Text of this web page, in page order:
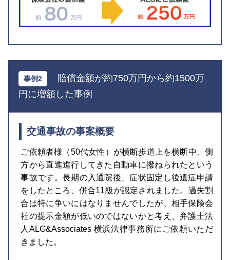
賠償金額が約750万円から約1500万
円に増額した事例
交通事故の事案概要
ご依頼者様（50代女性）が横断歩道上を横断中、側
方から直進進行してきた自動車に撥ねられたという
事故です。長期の入通院後、症状固定し後遺症申請
をしたところ、併合11級が認定されました。過失割
合は特に争いにはなりませんでしたが、相手保険会
社の提示金額が低いのではないかと考え、弁護士法
人ALG&Associates 横浜法律事務所にご依頼いただ
きました。